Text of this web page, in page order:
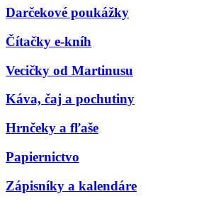
Darčekové poukážky
Čítačky e-kníh
Vecičky od Martinusu
Káva, čaj a pochutiny
Hrnčeky a fľaše
Papiernictvo
Zápisníky a kalendáre